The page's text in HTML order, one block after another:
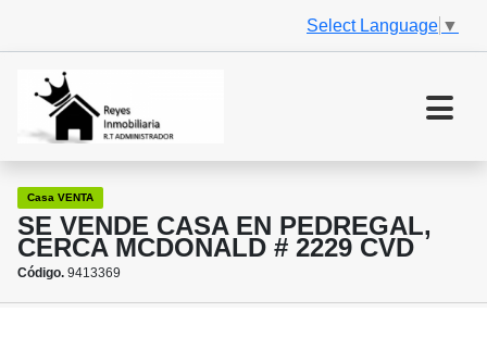
Select Language ▼
Casa VENTA
SE VENDE CASA EN PEDREGAL,
CERCA MCDONALD # 2229 CVD
Código. 9413369